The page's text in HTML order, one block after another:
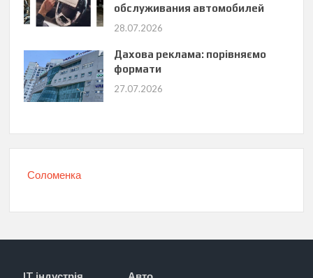
обслуживания автомобилей
28.07.2026
Дахова реклама: порівняємо
формати
27.07.2026
Соломенка